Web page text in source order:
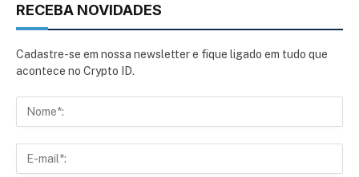
RECEBA NOVIDADES
Cadastre-se em nossa newsletter e fique ligado em tudo que
acontece no Crypto ID.